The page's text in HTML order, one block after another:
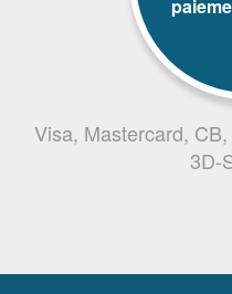
Visa, Mastercard,
3D-